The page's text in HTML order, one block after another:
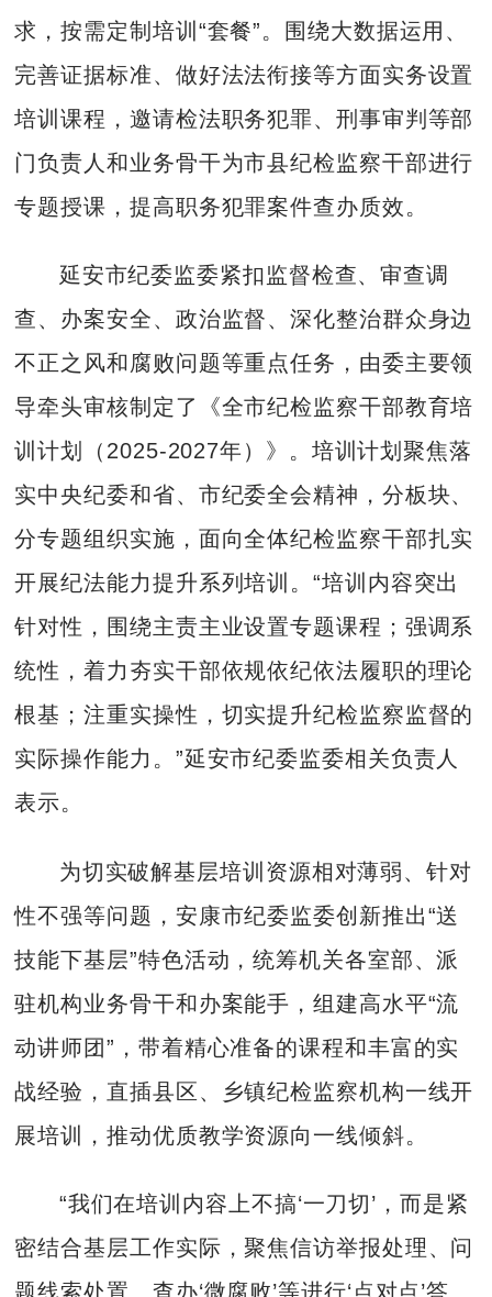
求，按需定制培训“套餐”。围绕大数据运用、
完善证据标准、做好法法衔接等方面实务设置
培训课程，邀请检法职务犯罪、刑事审判等部
门负责人和业务骨干为市县纪检监察干部进行
专题授课，提高职务犯罪案件查办质效。
延安市纪委监委紧扣监督检查、审查调
查、办案安全、政治监督、深化整治群众身边
不正之风和腐败问题等重点任务，由委主要领
导牵头审核制定了《全市纪检监察干部教育培
训计划（2025-2027年）》。培训计划聚焦落
实中央纪委和省、市纪委全会精神，分板块、
分专题组织实施，面向全体纪检监察干部扎实
开展纪法能力提升系列培训。“培训内容突出
针对性，围绕主责主业设置专题课程；强调系
统性，着力夯实干部依规依纪依法履职的理论
根基；注重实操性，切实提升纪检监察监督的
实际操作能力。”延安市纪委监委相关负责人
表示。
为切实破解基层培训资源相对薄弱、针对
性不强等问题，安康市纪委监委创新推出“送
技能下基层”特色活动，统筹机关各室部、派
驻机构业务骨干和办案能手，组建高水平“流
动讲师团”，带着精心准备的课程和丰富的实
战经验，直插县区、乡镇纪检监察机构一线开
展培训，推动优质教学资源向一线倾斜。
“我们在培训内容上不搞‘一刀切’，而是紧
密结合基层工作实际，聚焦信访举报处理、问
题线索处置、查办‘微腐败’等进行‘点对点’答